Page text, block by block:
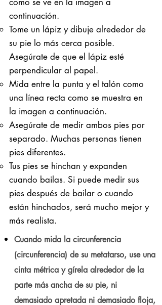
continuación.
Tome un lápiz y dibuje alrededor de
su pie lo más cerca posible.
Asegúrate de que el lápiz esté
perpendicular al papel.
Mida entre la punta y el talón como
una línea recta como se muestra en
la imagen a continuación.
Asegúrate de medir ambos pies por
separado. Muchas personas tienen
pies diferentes.
Tus pies se hinchan y expanden
cuando bailas. Si puede medir sus
pies después de bailar o cuando
están hinchados, será mucho mejor y
más realista.
Cuando mida la circunferencia
(circunferencia) de su metatarso, use una
cinta métrica y gírela alrededor de la
parte más ancha de su pie, ni
demasiado apretada ni demasiado floja,